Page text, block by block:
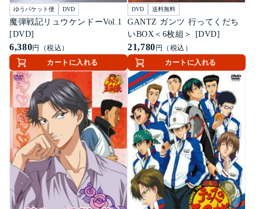
ゆうパケット便 DVD
魔弾戦記リュウケンドーVol.1
[DVD]
6,380円（税込）
カートに入れる
DVD 送料無料
GANTZ ガンツ 行ってくだち
いBOX＜6枚組＞ [DVD]
21,780 円（税込）
カートに入れる